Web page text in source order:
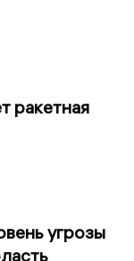
ракетная
угрозы